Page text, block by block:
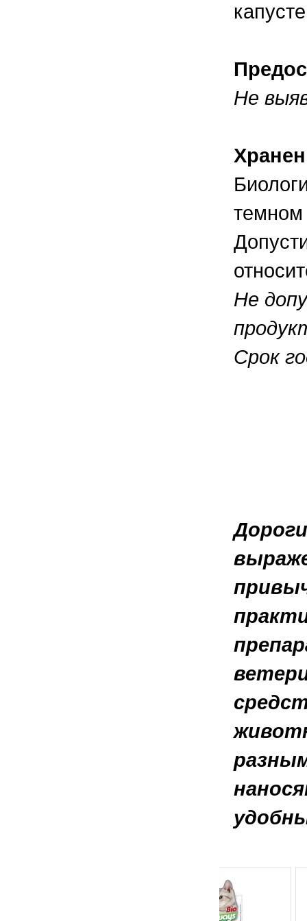
Не
темном
Не
Срок